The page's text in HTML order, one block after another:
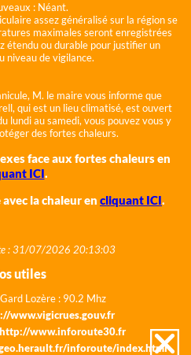
: Néant.
assez généralisé sur la région se
maximales seront enregistrées
étendu ou durable pour justifier un
niveau de vigilance.
M. le maire vous informe que
qui est un lieu climatisé, est ouvert
lundi au samedi, vous pouvez vous y
des fortes chaleurs.
face aux fortes chaleurs en
ICI.
la chaleur en cliquant ICI.
: 31/07/2026 20:13:03
utiles
Lozère : 90.2 Mhz
www.vigicrues.gouv.fr
http://www.inforoute30.fr
inforoute/index.html